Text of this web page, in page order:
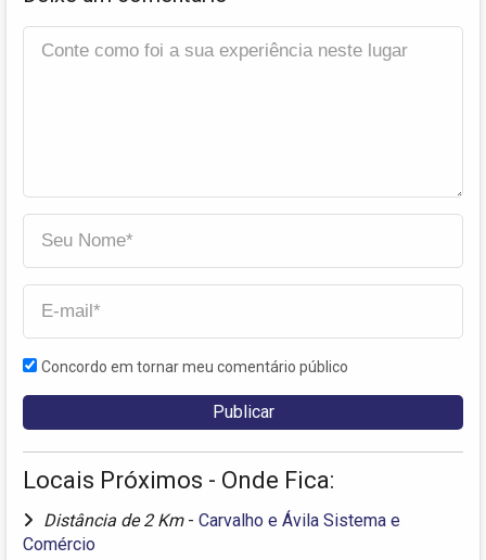
Concordo em tornar meu comentário público
Locais Próximos - Onde Fica:
Distância de 2 Km - Carvalho e Ávila Sistema e
Comércio